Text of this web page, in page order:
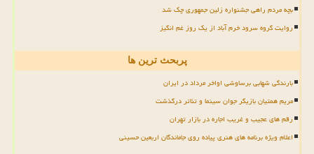
بچه مردم راهی جشنواره زلین جمهوری چک شد
روایت گروه سرود خرم آباد از یک روز غم انگیز
پربحث ترین ها
بارندگی شهابی برساوشی اواخر مرداد در ایران
مریم همتیان بازیگر جوان سینما و تئاتر درگذشت
رقم های عجیب و غریب اجاره در بازار تهران
اعلام ویژه برنامه های هنری پیاده روی جاماندگان اربعین حسینی